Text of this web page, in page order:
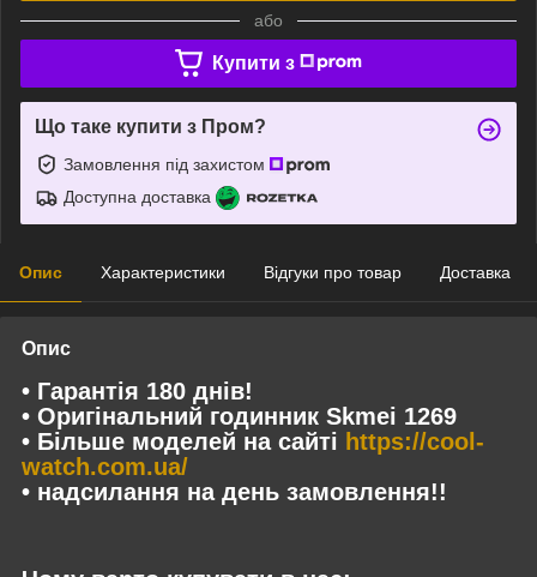
або
Купити з
Що таке купити з Пром?
Замовлення під захистом
Доступна доставка
Опис Характеристики Відгуки про товар Доставка
Опис
• Гарантія 180 днів!
• Оригінальний годинник Skmei 1269
• Більше моделей на сайті https://cool-
watch.com.ua/
• надсилання на день замовлення!!